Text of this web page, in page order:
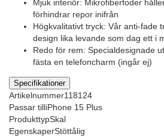
Mjuk interiör: Mikrofiberfoder
förhindrar repor inifrån
Högkvalitativt tryck: Vår anti-fade
design lika levande som dag ett i
Redo för rem: Specialdesignade
fästa en telefoncharm (ingår ej)
Specifikationer
Artikelnummer118124
Passar tilliPhone 15 Plus
ProdukttypSkal
EgenskaperStöttålig